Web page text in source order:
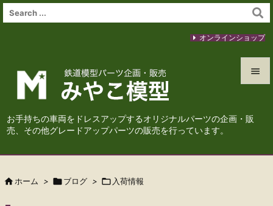
お手持ちの車両をドレスアップするオリジナルパーツの企画・販
売、その他グレードアップパーツの販売を行っています。



オンラインショップ
 ホーム > ブログ >  入荷情報